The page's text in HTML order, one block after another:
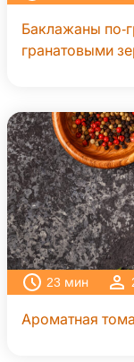
Баклажаны по-
гранатовыми
23 мин
Ароматная